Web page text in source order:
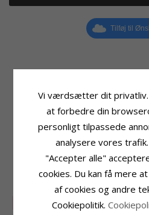
Tilføj til
Tillægsord: Vandfast
Ring
Ædelmetal: Forgyldt Stål
Kollektion:
OCEANA
Blank
RELATEREDE
35% SALE
Vi værdsætter dit privatliv.
at forbedre din
personligt tilpassede
analysere vores
"Accepter alle"
cookies. Du kan få mere
af cookies og andre
Cookiepolitik.